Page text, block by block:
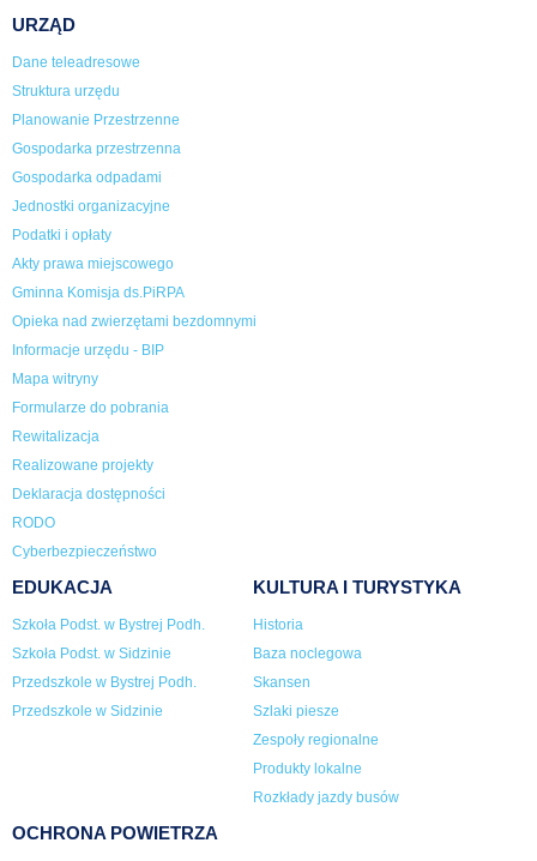
URZĄD
Dane teleadresowe
Struktura urzędu
Planowanie Przestrzenne
Gospodarka przestrzenna
Gospodarka odpadami
Jednostki organizacyjne
Podatki i opłaty
Akty prawa miejscowego
Gminna Komisja ds.PiRPA
Opieka nad zwierzętami bezdomnymi
Informacje urzędu - BIP
Mapa witryny
Formularze do pobrania
Rewitalizacja
Realizowane projekty
Deklaracja dostępności
RODO
Cyberbezpieczeństwo
EDUKACJA
Szkoła Podst. w Bystrej Podh.
Szkoła Podst. w Sidzinie
Przedszkole w Bystrej Podh.
Przedszkole w Sidzinie
KULTURA I TURYSTYKA
Historia
Baza noclegowa
Skansen
Szlaki piesze
Zespoły regionalne
Produkty lokalne
Rozkłady jazdy busów
OCHRONA POWIETRZA